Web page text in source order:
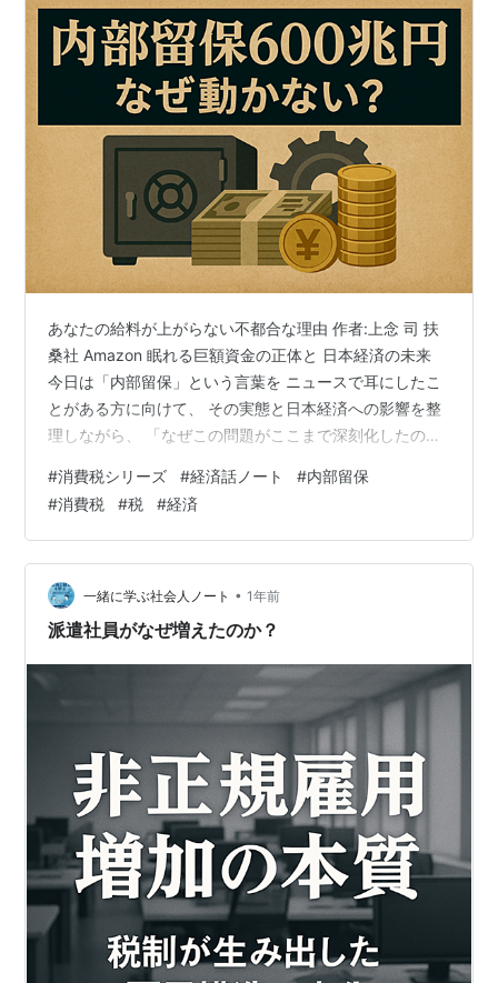
あなたの給料が上がらない不都合な理由 作者:上念 司 扶
桑社 Amazon 眠れる巨額資金の正体と 日本経済の未来
今日は「内部留保」という言葉を ニュースで耳にしたこ
とがある方に向けて、 その実態と日本経済への影響を整
理しながら、 「なぜこの問題がここまで深刻化したの
600兆円を突破し、 2024年には553兆円（7-9月期）と
過去最高を更新し続ける内部留保。 実はこれ、日本の企
業社会と私たちの暮らしに 直結する構造的課題なので
す。 まず最初に強調しておきたいのは、 内部留保は「完
全な悪」ではありません。 企業にとっては危機に備える
安全…
#消費税シリーズ #経済話ノート #内部留保
#消費税 #税 #経済
一緒に学ぶ社会人ノート • 1年前
派遣社員がなぜ増えたのか？